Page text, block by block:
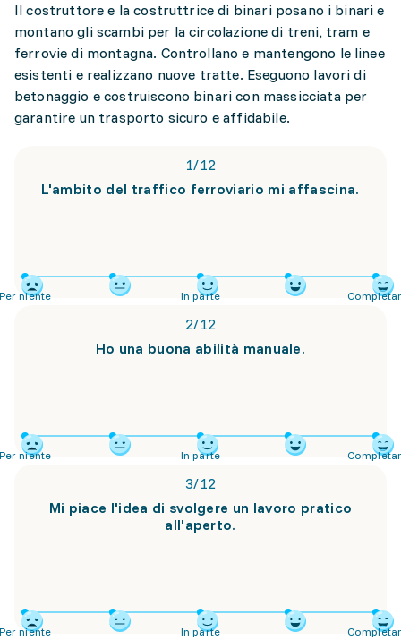
Il costruttore e la costruttrice di binari posano i binari e
montano gli scambi per la circolazione di treni, tram e
ferrovie di montagna. Controllano e mantengono le linee
esistenti e realizzano nuove tratte. Eseguono lavori di
betonaggio e costruiscono binari con massicciata per
garantire un trasporto sicuro e affidabile.
1/12
L'ambito del traffico ferroviario mi affascina.
niente In parte
2/12
Ho una buona abilità manuale.
niente In parte
3/12
Mi piace l'idea di svolgere un lavoro pratico
all'aperto.
niente In parte